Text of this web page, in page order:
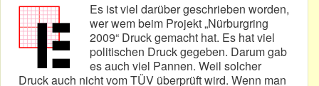
Es ist viel darüber geschrieben worden,
wer wem beim Projekt „Nürburgring
2009“ Druck gemacht hat. Es hat viel
politischen Druck gegeben. Darum gab
es auch viel Pannen. Weil solcher
Druck auch nicht vom TÜV überprüft wird. Wenn man